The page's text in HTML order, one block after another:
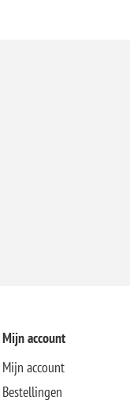
Mijn account
Mijn account
Bestellingen